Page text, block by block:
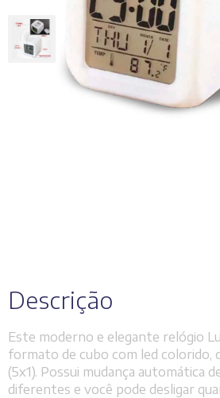
Descrição
Este moderno e elegante relógio
formato de cubo com led colorido,
(5x1). Possui mudança automática
diferentes e você pode desligar